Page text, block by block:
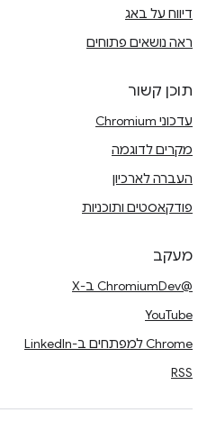
דיווח על באג
ראה נושאים פתוחים
תוכן קשור
עדכוני Chromium
מקרים לדוגמה
העברה לארכיון
פודקאסטים ותוכניות
מעקב
@ChromiumDev ב-X
YouTube
Chrome למפתחים ב-LinkedIn
RSS